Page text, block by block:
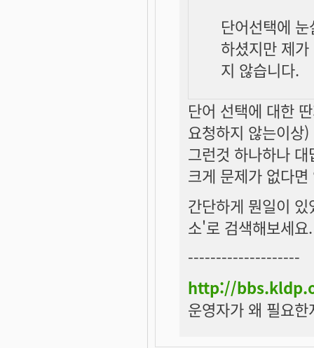
단어선택에
하셨지만 제
지 않습니다.
단어 선택에 대한
요청하지 않는이상)
그런것 하나하나
크게 문제가 없다
간단하게 뭔일이
소'로 검색해보세요.
--------------------
http://
운영자가 왜 필요